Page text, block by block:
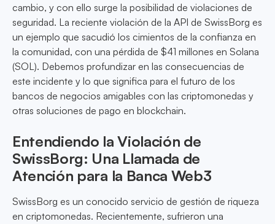
cambio, y con ello surge la posibilidad de violaciones de
seguridad. La reciente violación de la API de SwissBorg es
un ejemplo que sacudió los cimientos de la confianza en
la comunidad, con una pérdida de $41 millones en Solana
(SOL). Debemos profundizar en las consecuencias de
este incidente y lo que significa para el futuro de los
bancos de negocios amigables con las criptomonedas y
otras soluciones de pago en blockchain.
Entendiendo la Violación de
SwissBorg: Una Llamada de
Atención para la Banca Web3
SwissBorg es un conocido servicio de gestión de riqueza
en criptomonedas. Recientemente, sufrieron una